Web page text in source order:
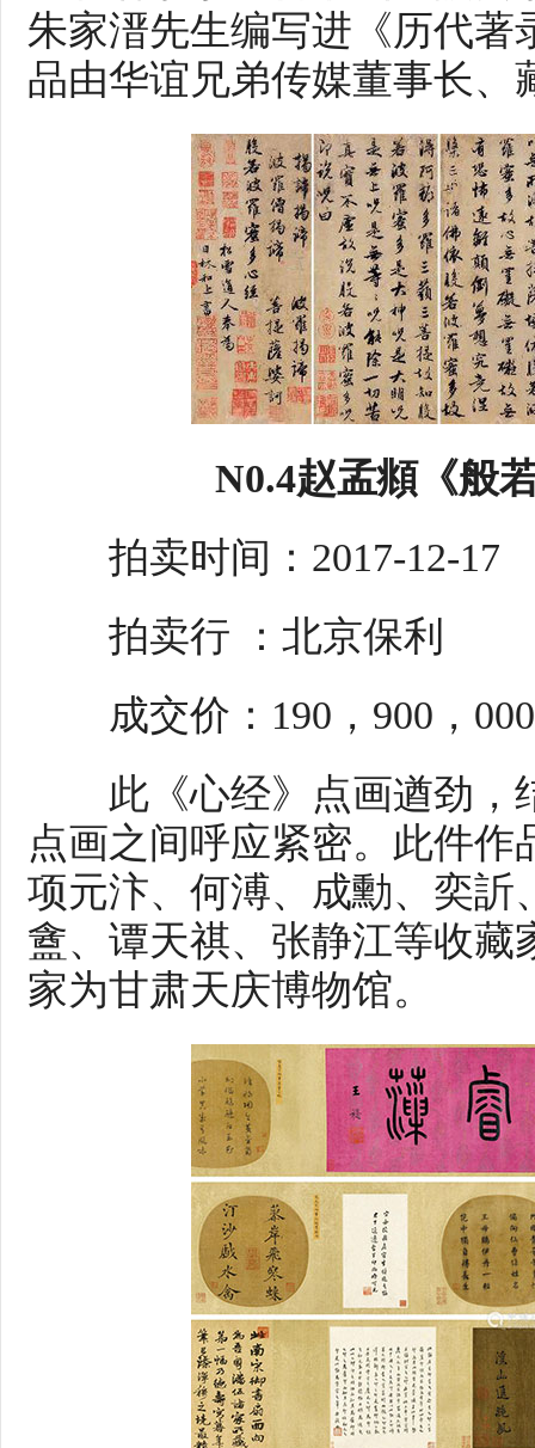
朱家溍先生编写进《历代
品由华谊兄弟传媒董事长、
N0.4赵孟頫《般
拍卖时间：2017-12-17
拍卖行 ：北京保利
成交价：190，900，
此《心经》点画遒劲，
点画之间呼应紧密。此件
项元汴、何溥、成勳、奕訢
盦、谭天祺、张静江等收
家为甘肃天庆博物馆。